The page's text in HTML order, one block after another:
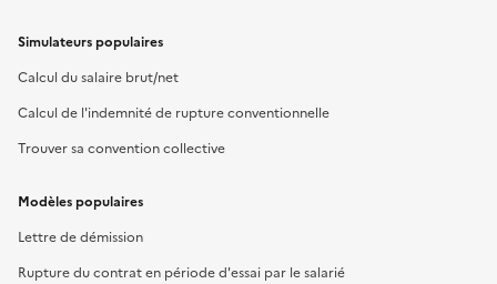
Simulateurs populaires
Calcul du salaire brut/net
Calcul de l'indemnité de rupture conventionnelle
Trouver sa convention collective
Modèles populaires
Lettre de démission
Rupture du contrat en période d'essai par le salarié